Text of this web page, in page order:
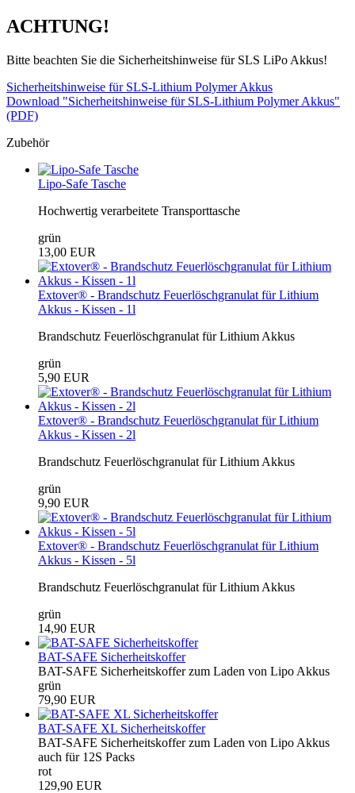
ACHTUNG!
Bitte beachten Sie die Sicherheitshinweise für SLS LiPo Akkus!
Sicherheitshinweise für SLS-Lithium Polymer Akkus
Download "Sicherheitshinweise für SLS-Lithium Polymer Akkus"
(PDF)
Zubehör
Lipo-Safe Tasche
Hochwertig verarbeitete Transporttasche
grün
13,00 EUR
Extover® - Brandschutz Feuerlöschgranulat für Lithium
Akkus - Kissen - 1l
Brandschutz Feuerlöschgranulat für Lithium Akkus
grün
5,90 EUR
Extover® - Brandschutz Feuerlöschgranulat für Lithium
Akkus - Kissen - 2l
Brandschutz Feuerlöschgranulat für Lithium Akkus
grün
9,90 EUR
Extover® - Brandschutz Feuerlöschgranulat für Lithium
Akkus - Kissen - 5l
Brandschutz Feuerlöschgranulat für Lithium Akkus
grün
14,90 EUR
BAT-SAFE Sicherheitskoffer
BAT-SAFE Sicherheitskoffer zum Laden von Lipo Akkus
grün
79,90 EUR
BAT-SAFE XL Sicherheitskoffer
BAT-SAFE Sicherheitskoffer zum Laden von Lipo Akkus
auch für 12S Packs
rot
129,90 EUR